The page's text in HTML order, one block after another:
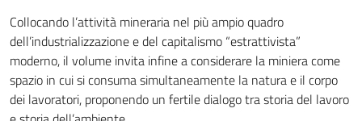
Collocando l’attività mineraria nel più ampio quadro
dell’industrializzazione e del capitalismo “estrattivista”
moderno, il volume invita infine a considerare la miniera come
spazio in cui si consuma simultaneamente la natura e il corpo
dei lavoratori, proponendo un fertile dialogo tra storia del lavoro